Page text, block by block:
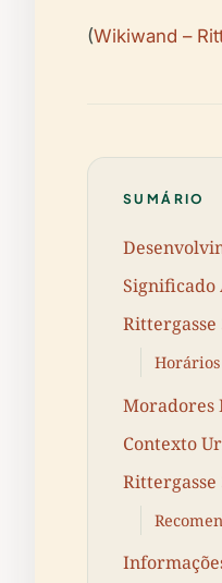
(Wikiwand –
SUMÁRIO
Horários
Moradores
Contexto